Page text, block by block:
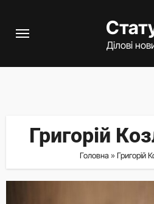
Ділові
Григорій
Головна » Григорій